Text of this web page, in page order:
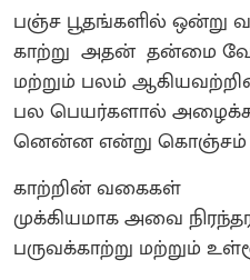
பஞ்ச பூதங்களில் ஒன்று
காற்று அதன் தன்மை
மற்றும் பலம்
பல பெயர்களால்
னென்ன என்று கொஞ்சம்
காற்றின் வகைகள்
முக்கியமாக அவை
பருவக்காற்று மற்றும்